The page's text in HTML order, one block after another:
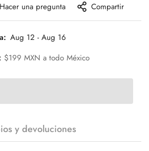
Hacer una pregunta Compartir
Aug 12 - Aug 16
: $199 MXN a todo México
y devoluciones